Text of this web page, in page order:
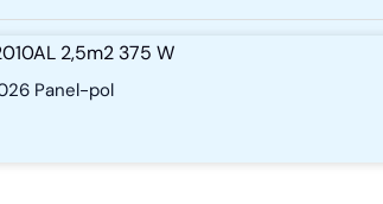
Panel-pol
2,5m2 375 W